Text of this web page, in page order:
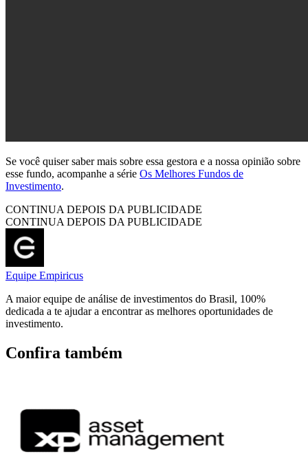
Se você quiser saber mais sobre essa gestora e a nossa opinião sobre
esse fundo, acompanhe a série Os Melhores Fundos de
Investimento.
CONTINUA DEPOIS DA PUBLICIDADE
CONTINUA DEPOIS DA PUBLICIDADE
Equipe Empiricus
A maior equipe de análise de investimentos do Brasil, 100%
dedicada a te ajudar a encontrar as melhores oportunidades de
investimento.
Confira também